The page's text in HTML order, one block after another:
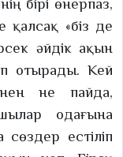
бірі өнерпаз,
қалсақ «біз де
әйдік ақын
отырады. Кей
не пайда,
одағына
естіліп